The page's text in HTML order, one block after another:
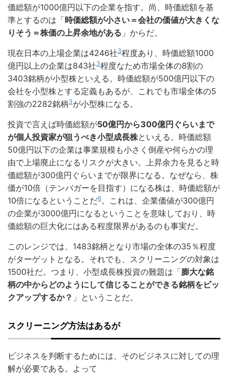
価総額が1000億円以下の企業を指す。尚、時価総額を基
準とするのは「時価総額が小さい＝会社の価値が大きくな
りそう＝株価の上昇余地がある 」からだ。
現在日本の上場企業は4246社3程度あり、時価総額1000
億円以上の企業は843社3程度なため市場全体の8割の
3403銘柄が小型株といえる。時価総額が500億円以下の
会社を小型株とする定義もあるが、これでも市場全体の5
割強の2282銘柄3が小型株になる。
投資で言えば時価総額が50億円から300億円ぐらいまで
が個人投資家が狙うべき小型成長株といえる。時価総額
50億円以下の企業は事業規模も小さく倒産や何らかの理
由で上場廃止になるリスクが大きい。上昇余力を見ると時
価総額が300億円ぐらいまでが限界になる。なぜなら、株
価が10倍（テンバガーを目指す）になる株は、時価総額が
10倍になるということだ6。これは、企業価値が300億円
の企業が3000億円になるということを意味しており、時
価総額の巨大化にはある程度限界があるのも事実だ。
このレンジでは、1483銘柄となり市場の全体の35％程度
がターゲットとなる。それでも、スクリーニングの対象は
1500社だ。つまり、小型成長株投資の難題は「膨大な銘
柄の中からどのようにして信じることができる銘柄をピッ
クアップするか？ 」ということだ。
スクリーニング方法はあるが
ビジネスを判断するためには、そのビジネスに対しての理
解が必要である。よって